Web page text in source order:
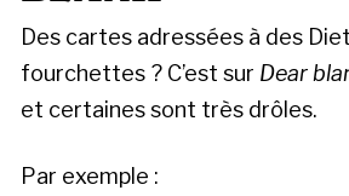
Des cartes adressées à des
fourchettes ? C’est sur Dear
et certaines sont très drôles.
Par exemple :